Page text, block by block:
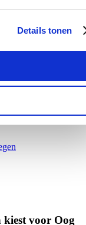
Details tonen
te ontvangen op
kiest voor Oog